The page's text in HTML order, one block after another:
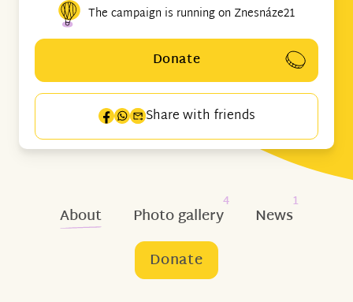
The campaign is running on Znesnáze21
Donate
Share with friends
About Photo gallery
4
News
1
Donate